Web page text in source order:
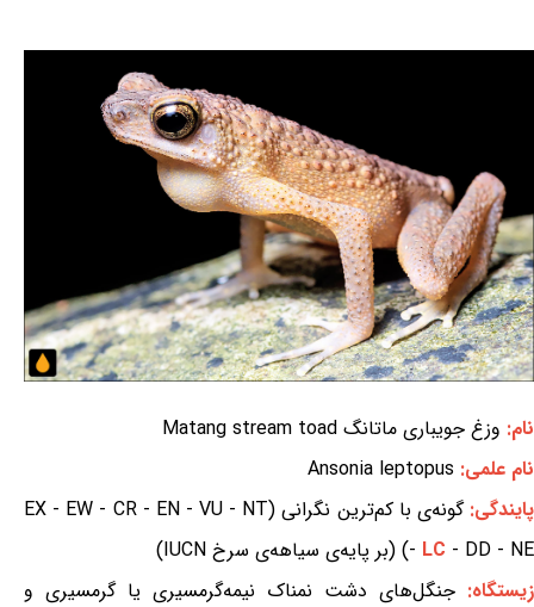
نام: وزغ جویباری ماتانگ Matang stream toad
نام علمی: Ansonia leptopus
پایندگی:
گونه‌ی با کم‌ترین نگرانی (EX - EW - CR - EN - VU - NT
- LC - DD - NE) (بر پایه‌ی سیاهه‌ی سرخ IUCN)
زیستگاه: جنگل‌های دشت نمناک نیمه‌گرمسیری یا گرمسیری و